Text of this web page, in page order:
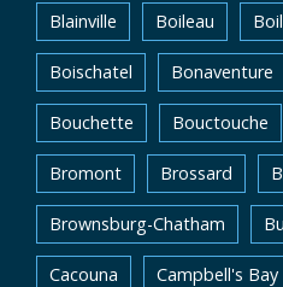
Blainville Boileau
Boischatel Bonaventure
Bouchette Bouctouche
Bromont Brossard
Brownsburg-Chatham
Cacouna Campbell's Bay